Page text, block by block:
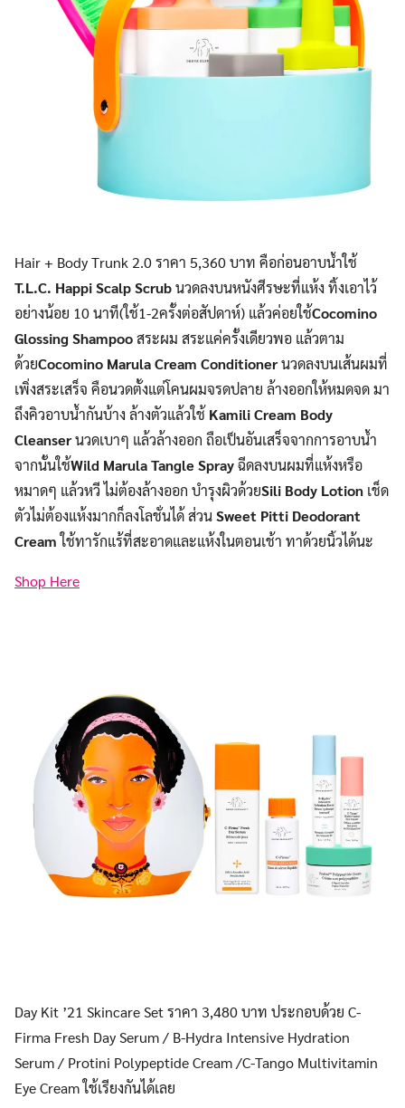
Hair + Body Trunk 2.0 ราคา 5,360 บาท คือก่อนอาบน้ำใช้
T.L.C. Happi Scalp Scrubนวดลงบนหนังศีรษะที่แห้ง ทิ้งเอาไว้
อย่างน้อย 10 นาที(ใช้1-2ครั้งต่อสัปดาห์) แล้วค่อยใช้Cocomino
Glossing Shampooสระผม สระแค่ครั้งเดียวพอ แล้วตาม
ด้วยCocomino Marula Cream Conditionerนวดลงบนเส้นผมที่
เพิ่งสระเสร็จ คือนวดตั้งแต่โคนผมจรดปลาย ล้างออกให้หมดจด มา
ถึงคิวอาบน้ำกันบ้าง ล้างตัวแล้วใช้ Kamili Cream Body
Cleanserนวดเบาๆ แล้วล้างออก ถือเป็นอันเสร็จจากการอาบน้ำ
จากนั้นใช้Wild Marula Tangle Sprayฉีดลงบนผมที่แห้งหรือ
หมาดๆ แล้วหวี ไม่ต้องล้างออก บำรุงผิวด้วยSili Body Lotion เช็ด
ตัวไม่ต้องแห้งมากก็ลงโลชั่นได้ ส่วนSweet Pitti Deodorant
Creamใช้ทารักแร้ที่สะอาดและแห้งในตอนเช้า ทาด้วยนิ้วได้นะ
Shop Here
Day Kit ’21 Skincare Set ราคา 3,480 บาท ประกอบด้วย C-
Firma Fresh Day Serum / B-Hydra Intensive Hydration
Serum / Protini Polypeptide Cream /C-Tango Multivitamin
Eye Cream ใช้เรียงกันได้เลย